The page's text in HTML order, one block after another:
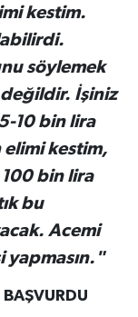
kestim.
söylemek
İşiniz
10 bin lira
elimi kestim,
bin lira
bu
Acemi
yapmasın."